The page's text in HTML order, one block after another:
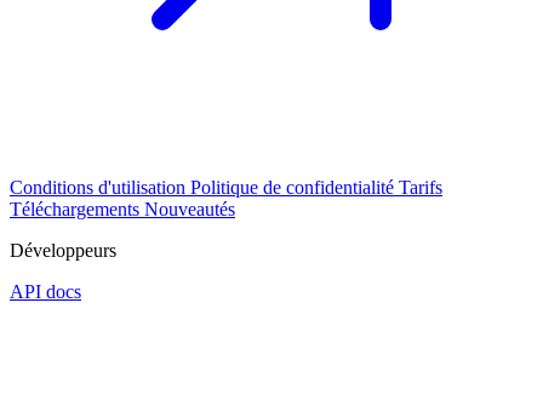
Conditions d'utilisation Politique de confidentialité Tarifs
Téléchargements Nouveautés
Développeurs
API docs